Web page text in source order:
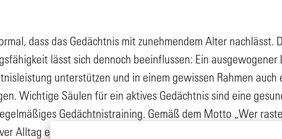
dass das Gedächtnis mit zunehmendem Alter nachlässt.
lässt sich dennoch beeinflussen: Ein ausgewogener
unterstützen und in einem gewissen Rahmen auch
Wichtige Säulen für ein aktives Gedächtnis sind eine
Gedächtnistraining. Gemäß dem Motto „Wer
Alltag ebenfalls dazu bei, das Gehirn lange leistungsfähig zu